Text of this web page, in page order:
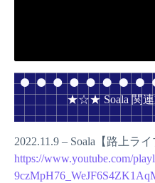
★☆★ Soala 関
2022.11.9 – Soala【路上ライ
https://www.youtube.com/